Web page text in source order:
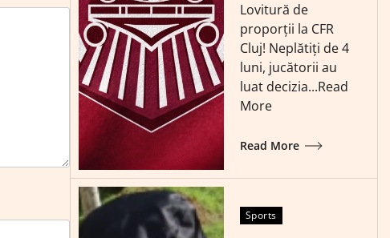
Lovitură de
proporții la CFR
Cluj! Neplătiți de 4
luni, jucătorii au
luat decizia...Read
More
Read More
Sports